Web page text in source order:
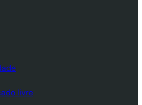
livre